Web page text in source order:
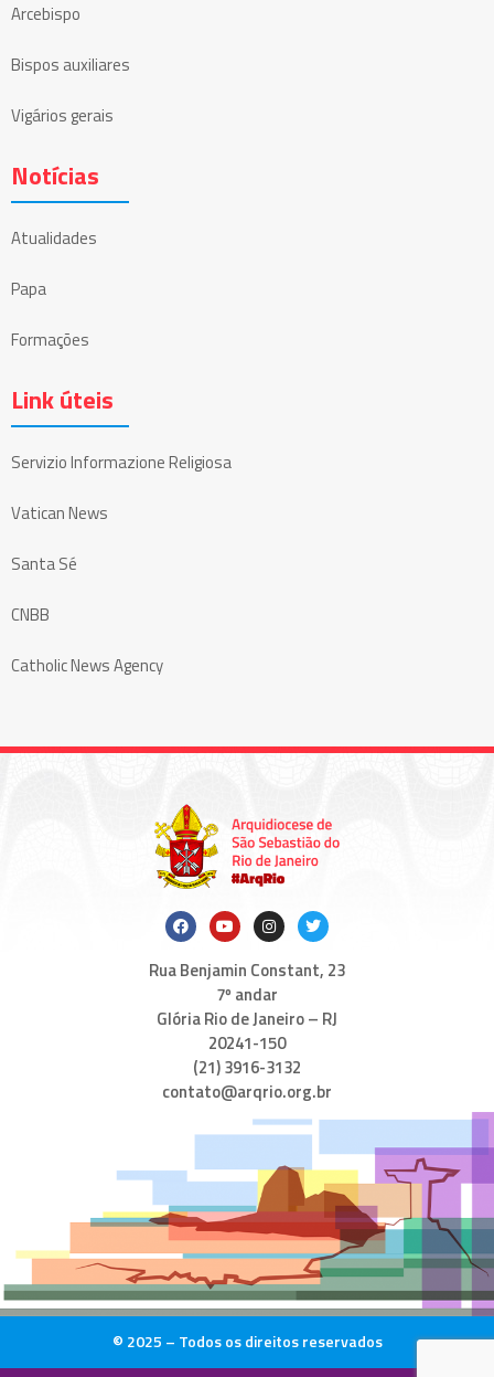
Arcebispo
Bispos auxiliares
Vigários gerais
Notícias
Atualidades
Papa
Formações
Link úteis
Servizio Informazione Religiosa
Vatican News
Santa Sé
CNBB
Catholic News Agency
Rua Benjamin Constant, 23
7º andar
Glória Rio de Janeiro – RJ
20241-150
(21) 3916-3132
contato@arqrio.org.br
© 2025 – Todos os direitos reservados